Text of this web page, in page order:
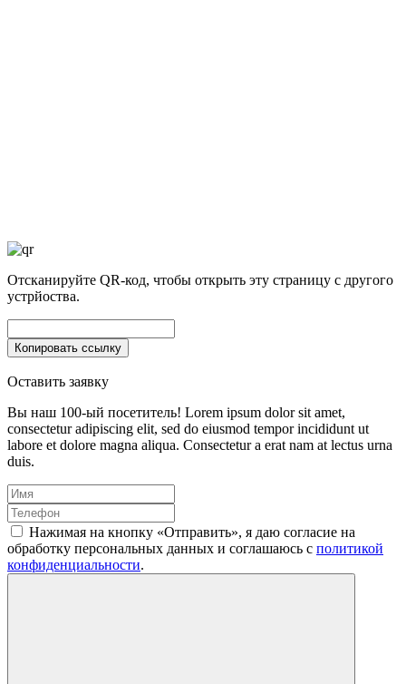
Отсканируйте QR-код, чтобы открыть эту страницу с другого
устрйоства.
Оставить заявку
Вы наш 100-ый посетитель! Lorem ipsum dolor sit amet,
consectetur adipiscing elit, sed do eiusmod tempor incididunt ut
labore et dolore magna aliqua. Consectetur a erat nam at lectus urna
duis.
Нажимая на кнопку «Отправить», я даю согласие на
обработку персональных данных и соглашаюсь c политикой
конфиденциальности.